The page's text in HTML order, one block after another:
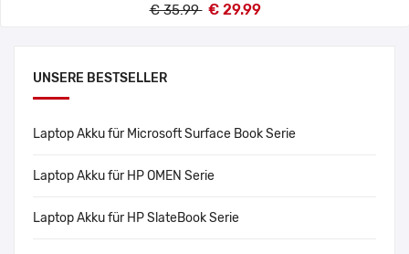
UNSERE BESTSELLER
Laptop Akku für Microsoft Surface Book Serie
Laptop Akku für HP OMEN Serie
Laptop Akku für HP SlateBook Serie
€ 35.99 € 29.99